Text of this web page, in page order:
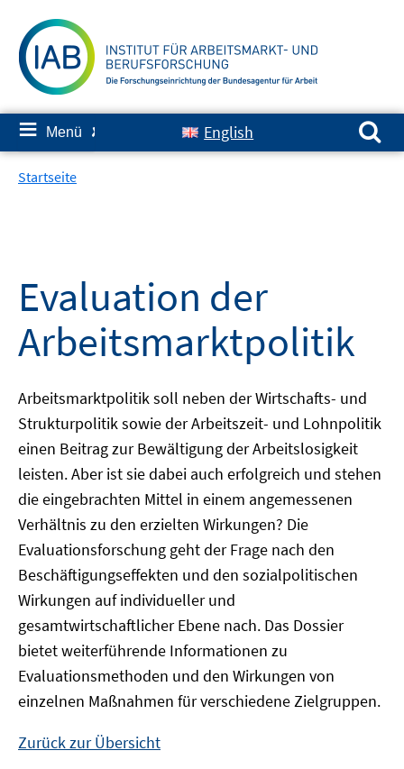
zum
Inhalt
≡ Menü ✘ English
Suchen nach:
Startseite
Evaluation der
Arbeitsmarktpolitik
Arbeitsmarktpolitik soll neben der Wirtschafts- und
Strukturpolitik sowie der Arbeitszeit- und Lohnpolitik
einen Beitrag zur Bewältigung der Arbeitslosigkeit
leisten. Aber ist sie dabei auch erfolgreich und stehen
die eingebrachten Mittel in einem angemessenen
Verhältnis zu den erzielten Wirkungen? Die
Evaluationsforschung geht der Frage nach den
Beschäftigungseffekten und den sozialpolitischen
Wirkungen auf individueller und
gesamtwirtschaftlicher Ebene nach. Das Dossier
bietet weiterführende Informationen zu
Evaluationsmethoden und den Wirkungen von
einzelnen Maßnahmen für verschiedene Zielgruppen.
Zurück zur Übersicht